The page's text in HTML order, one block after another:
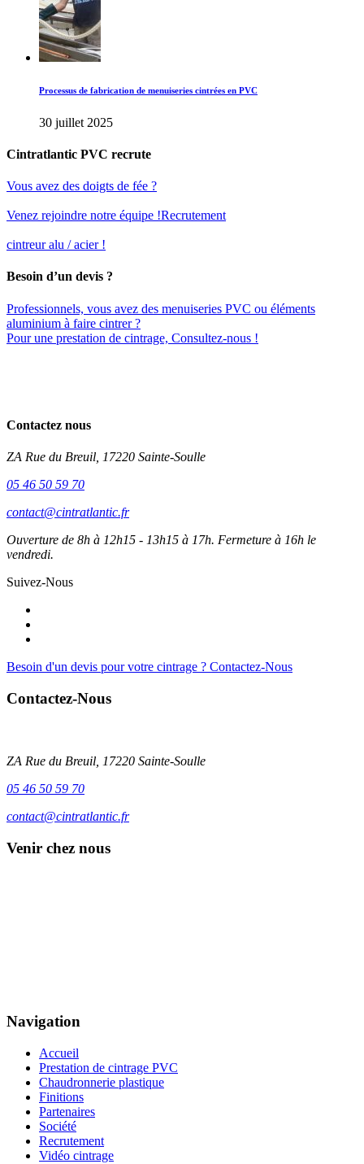
Processus de fabrication de menuiseries cintrées en PVC
30 juillet 2025
Cintratlantic PVC recrute
Vous avez des doigts de fée ?
Venez rejoindre notre équipe !Recrutement
cintreur alu / acier !
Besoin d’un devis ?
Professionnels, vous avez des menuiseries PVC ou éléments
aluminium à faire cintrer ?
Pour une prestation de cintrage, Consultez-nous !
Contactez nous
ZA Rue du Breuil, 17220 Sainte-Soulle
05 46 50 59 70
contact@cintratlantic.fr
Ouverture de 8h à 12h15 - 13h15 à 17h. Fermeture à 16h le
vendredi.
Suivez-Nous
Besoin d'un devis pour votre cintrage ? Contactez-Nous
Contactez-Nous
ZA Rue du Breuil, 17220 Sainte-Soulle
05 46 50 59 70
contact@cintratlantic.fr
Venir chez nous
Navigation
Accueil
Prestation de cintrage PVC
Chaudronnerie plastique
Finitions
Partenaires
Société
Recrutement
Vidéo cintrage